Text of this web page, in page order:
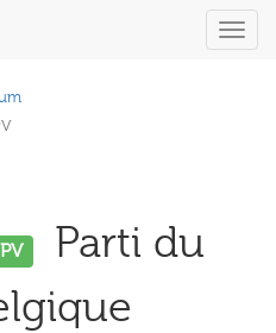
Parti du